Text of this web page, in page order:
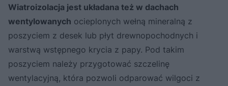
Wiatroizolacja jest układana też w dachach
wentylowanych ocieplonych wełną mineralną z
poszyciem z desek lub płyt drewnopochodnych i
warstwą wstępnego krycia z papy. Pod takim
poszyciem należy przygotować szczelinę
wentylacyjną, która pozwoli odparować wilgoci z